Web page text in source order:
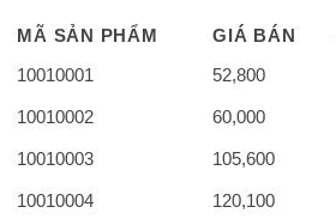
MÃ SẢN PHẨM GIÁ BÁN
10010001 52,800
10010002 60,000
10010003 105,600
10010004 120,100